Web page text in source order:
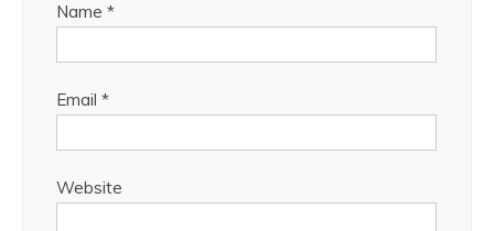
Name *
Email *
Website